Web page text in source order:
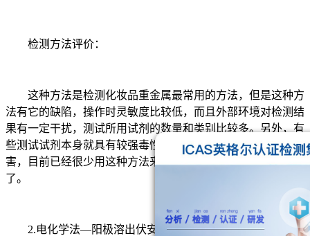
检测方法评价：
这种方法是检测化妆品重金属最常用的方法，但是这种方
法有它的缺陷，操作时灵敏度比较低，而且外部环境对检测结
果有一定干扰，测试所用试剂的数量和类别比较多。另外，有
些测试试剂本身就具有较强毒性，可能会对测试人员造成伤
害，目前已经很少用这种方法来测试化妆品中重金属的含量
了。
2.电化学法—阳极溶出伏安法